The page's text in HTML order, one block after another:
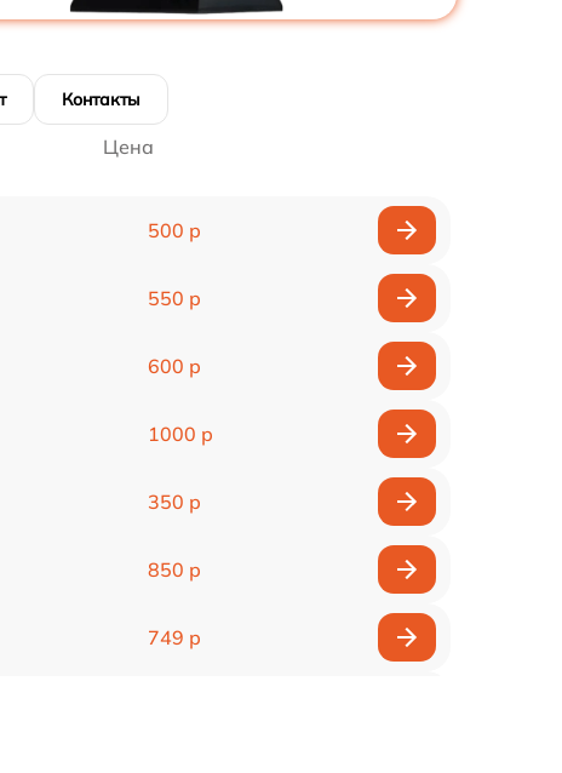
Контакты
Цена
500 р
550 р
600 р
1000 р
350 р
850 р
749 р